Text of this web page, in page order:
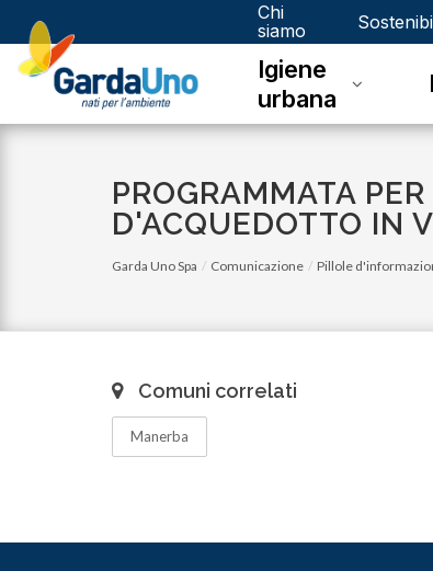
Gardauno
Spa
Chi
siamo
Igiene
urbana
PROGRAMMATA
D'ACQUEDOTTO IN
Garda Uno Spa Comunicazione Pillole
Comuni correlati
Manerba